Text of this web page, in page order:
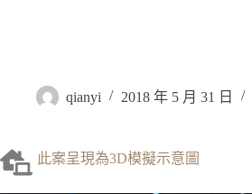
qianyi 2018 年 5 月 31 日
此案呈現為3D模擬示意圖